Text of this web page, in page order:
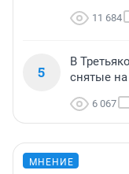
11 684
5
В
снятые
6 067
МНЕНИЕ